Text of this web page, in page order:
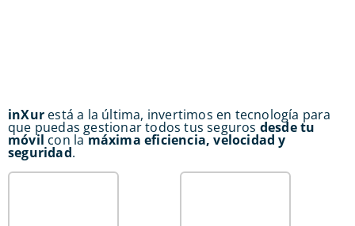
inXur está a la última, invertimos en tecnología para
que puedas gestionar todos tus seguros desde tu
móvil con lamáxima eficiencia, velocidad y
seguridad.